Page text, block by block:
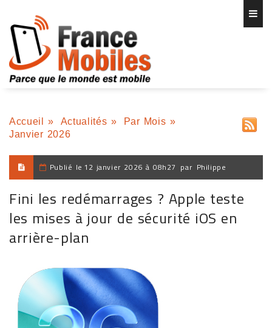
Accueil » Actualités » Par Mois »
Janvier 2026
Publié le 12 janvier 2026 à 08h27 par Philippe
Fini les redémarrages ? Apple teste
les mises à jour de sécurité iOS en
arrière-plan